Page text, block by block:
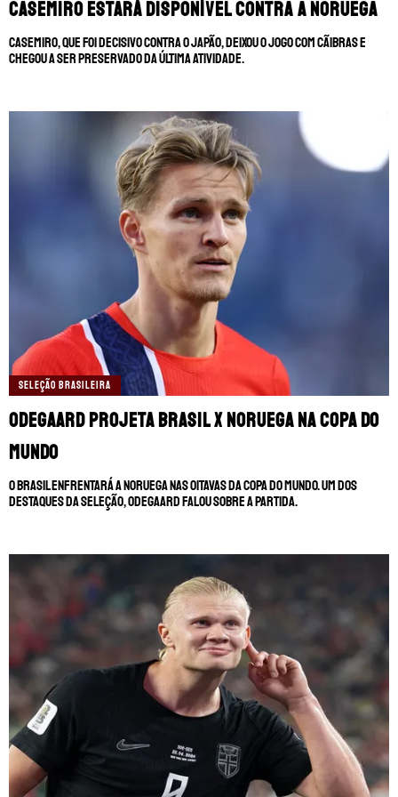
🔥 MELHORES SITES DE APOSTAS
🎁 BÔNUS PARA APOSTAR
CASAS DE APOSTAS
MANCHESTER CITY
MANCHESTER UNITED
FUTEBOL EUROPEU
FUTEBOL BRASILEIRO
CAMPEONATOS
CHAMPIONS LEAGUE
SERIE A
SUL-AMERICANA
LA LIGA
MUNDIAL DE CLUBES
AO VIVO
BRASILEIRÃO
LIGUE 1
CHAMPIONS LEAGUE
FUTEBOL EUROPEU
SOMOS FANÁTICOS PORTUGAL
SOMOS FANÁTICOS ANGOLA
SOMOS FANÁTICOS MOÇAMBIQUE
SOBRE NÓS
CONTATO
ESCREVA NO FANÁTICOS
FUTBOLCENTROAMERICA
BOLAVIP
REDGOL
Casemiro estará disponível contra a Noruega
Casemiro, que foi decisivo contra o Japão, deixou o jogo com cãibras e
chegou a ser preservado da última atividade.
SELEÇÃO BRASILEIRA
Odegaard projeta Brasil x Noruega na Copa do
Mundo
O Brasil enfrentará a Noruega nas oitavas da Copa do Mundo. Um dos
destaques da seleção, Odegaard falou sobre a partida.